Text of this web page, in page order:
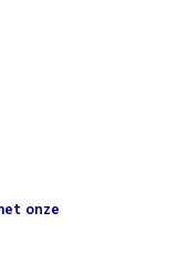
onze